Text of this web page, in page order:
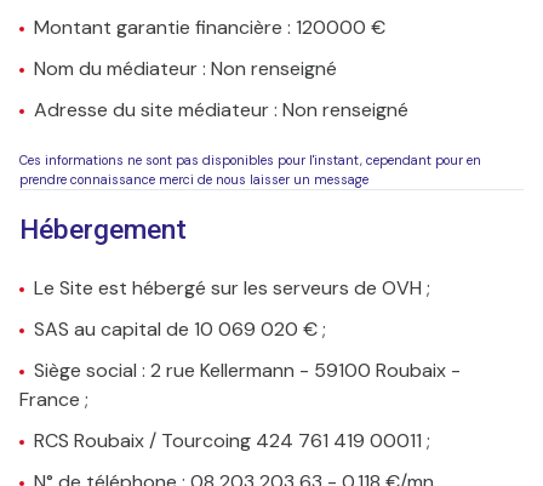
Montant garantie financière : 120000 €
Nom du médiateur : Non renseigné
Adresse du site médiateur : Non renseigné
Ces informations ne sont pas disponibles pour l'instant, cependant pour en
prendre connaissance merci de nous laisser un message
Hébergement
Le Site est hébergé sur les serveurs de OVH ;
SAS au capital de 10 069 020 € ;
Siège social : 2 rue Kellermann - 59100 Roubaix -
France ;
RCS Roubaix / Tourcoing 424 761 419 00011 ;